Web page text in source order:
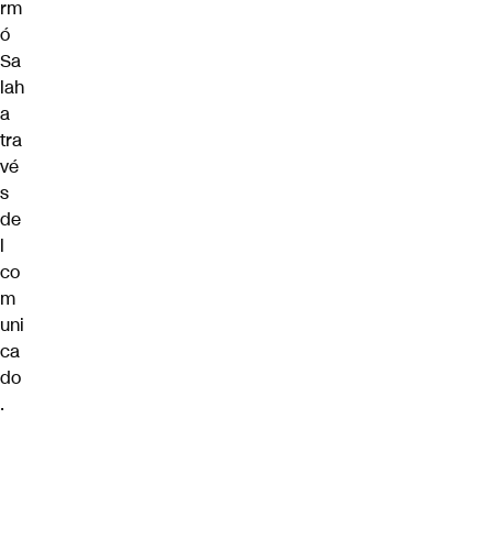
rm
ó
Sa
lah
a
tra
vé
s
de
l
co
m
uni
ca
do
.